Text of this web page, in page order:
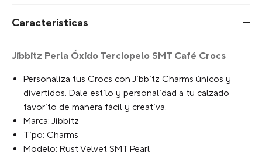
Características
Jibbitz Perla Óxido Terciopelo SMT Café Crocs
Personaliza tus Crocs con Jibbitz Charms únicos y
divertidos. Dale estilo y personalidad a tu calzado
favorito de manera fácil y creativa.
Marca: Jibbitz
Tipo: Charms
Modelo: Rust Velvet SMT Pearl